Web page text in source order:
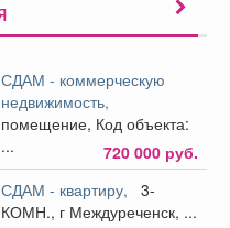
СДАМ - коммерческую
недвижимость,
помещение, Код объекта:
...
720 000 руб.
СДАМ - квартиру,
3-
КОМН., г Междуреченск, ...